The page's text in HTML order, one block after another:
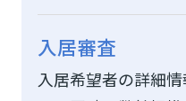
入居審査
入居希望者の詳細